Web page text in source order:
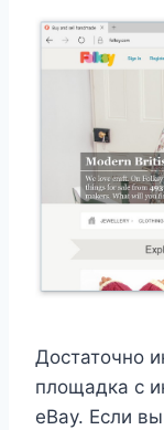
Достаточно
площадка с
eBay. Если